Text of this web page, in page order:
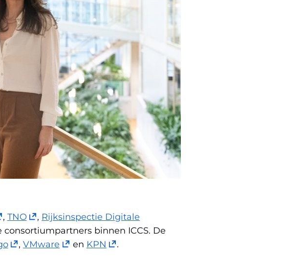
, TNO(opent
in
nieuw
, Rijksinspectie Digitale
consortiumpartners binnen ICCS. De
(opent
,VMware (opent
en KPN (opent
.